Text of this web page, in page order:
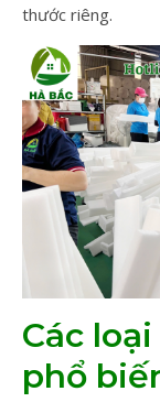
thước riêng.
Các loại
phổ